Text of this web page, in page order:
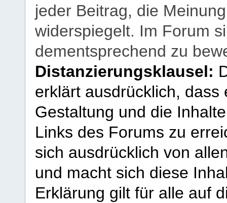
jeder Beitrag, die
widerspiegelt. Im Forum
dementsprechend zu
Distanzierungsklausel:
erklärt ausdrücklich,
Gestaltung und die
Links des Forums zu
sich ausdrücklich von
und macht sich diese
Erklärung gilt für alle auf